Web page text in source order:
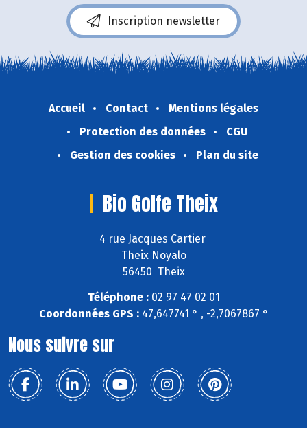
Inscription newsletter
Accueil Contact
Mentions légales
Protection des données
CGU
Gestion des cookies
Plan du site
Bio Golfe Theix
4 rue Jacques Cartier
Theix Noyalo
56450 Theix
Téléphone :02 97 47 02 01
Coordonnées GPS :47,647741 ° , -2,7067867 °
Nous suivre sur